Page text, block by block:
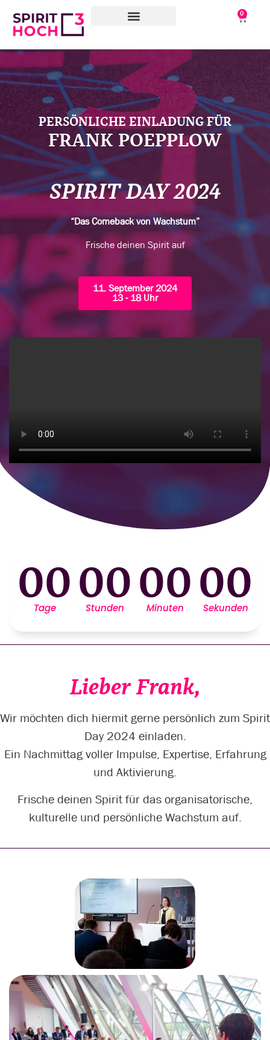
0
PERSÖNLICHE EINLADUNG FÜR
FRANK POEPPLOW
SPIRIT DAY 2024
“Das Comeback von Wachstum”
Frische deinen Spirit auf
11. September 2024
13 - 18 Uhr
00
Tage
00
Stunden
00
Minuten
00
Sekunden
Lieber Frank,
Wir möchten dich hiermit gerne persönlich zum Spirit
Day 2024 einladen.
Ein Nachmittag voller Impulse, Expertise, Erfahrung
und Aktivierung.
Frische deinen Spirit für das organisatorische,
kulturelle und persönliche Wachstum auf.